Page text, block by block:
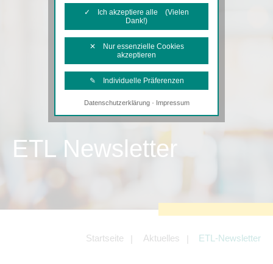
ETL Newsletter
Startseite Aktuelles ETL-Newsletter
✓ Ich akzeptiere alle (Vielen
Dank!)
✕ Nur essenzielle Cookies
akzeptieren
✎ Individuelle Präferenzen
Notwendige Cookies
Diese Cookies sind erforderlich, um die
Tracking- und Targeting-Cookies
Angebotes einschließlich der
Angeboten von z.B. Facebook und
LinkedIn.
Datenschutzerklärung· Impressum